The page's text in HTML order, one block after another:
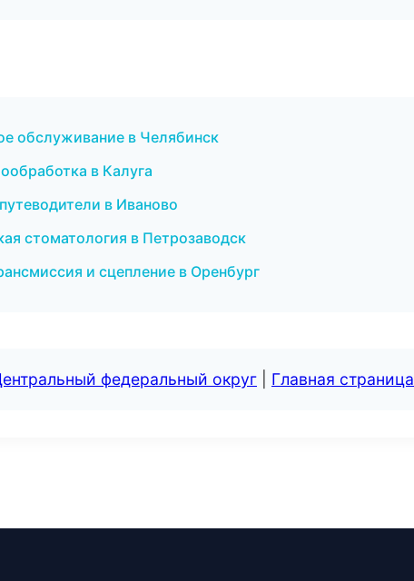
обслуживание в Челябинск
в Калуга
в Иваново
стоматология в Петрозаводск
и сцепление в Оренбург
федеральный округ Главная страница